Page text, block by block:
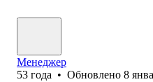
Менеджер
53 года • Обновлено 8